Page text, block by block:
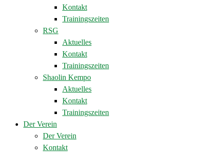
Kontakt
Trainingszeiten
RSG
Aktuelles
Kontakt
Trainingszeiten
Shaolin Kempo
Aktuelles
Kontakt
Trainingszeiten
Der Verein
Der Verein
Kontakt